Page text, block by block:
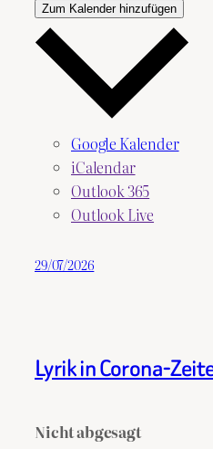
Zum Kalender hinzufügen
Google Kalender
iCalendar
Outlook 365
Outlook Live
29/07/2026
Lyrik in Corona-
Nicht abgesagt